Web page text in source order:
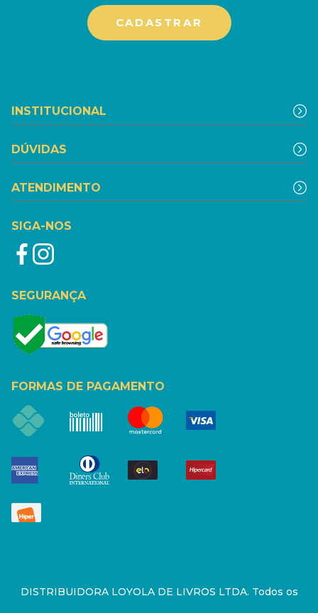
INSTITUCIONAL
DÚVIDAS
ATENDIMENTO
SIGA-NOS
SEGURANÇA
FORMAS DE PAGAMENTO
DISTRIBUIDORA LOYOLA DE LIVROS LTDA. Todos os